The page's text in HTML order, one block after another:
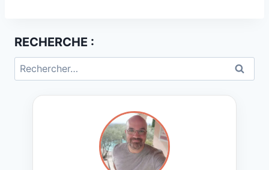
RECHERCHE :
Rechercher :